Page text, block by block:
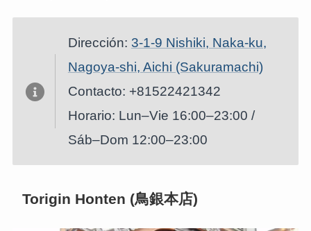
Dirección: 3-1-9 Nishiki, Naka-ku,
Nagoya-shi, Aichi (Sakuramachi)
Contacto: +81522421342
Horario: Lun–Vie 16:00–23:00 /
Sáb–Dom 12:00–23:00
Torigin Honten (鳥銀本店)